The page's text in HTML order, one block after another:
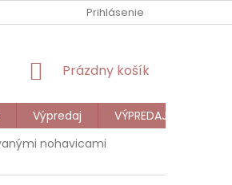
POUKÁŽKA VEĽKOOBCHOD
Prihlásenie
NÁKUPNÝ
Prázdny košík
Výpredaj VÝPREDAJ DETI
nohavicami